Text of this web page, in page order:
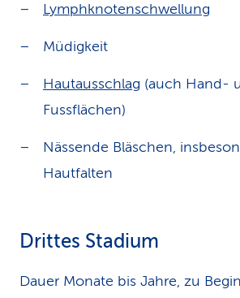
Lymphknotenschwellung
Müdigkeit
Hautausschlag (auch Hand-
Fussflächen)
Nässende Bläschen,
Hautfalten
Drittes Stadium
Dauer Monate bis Jahre, zu